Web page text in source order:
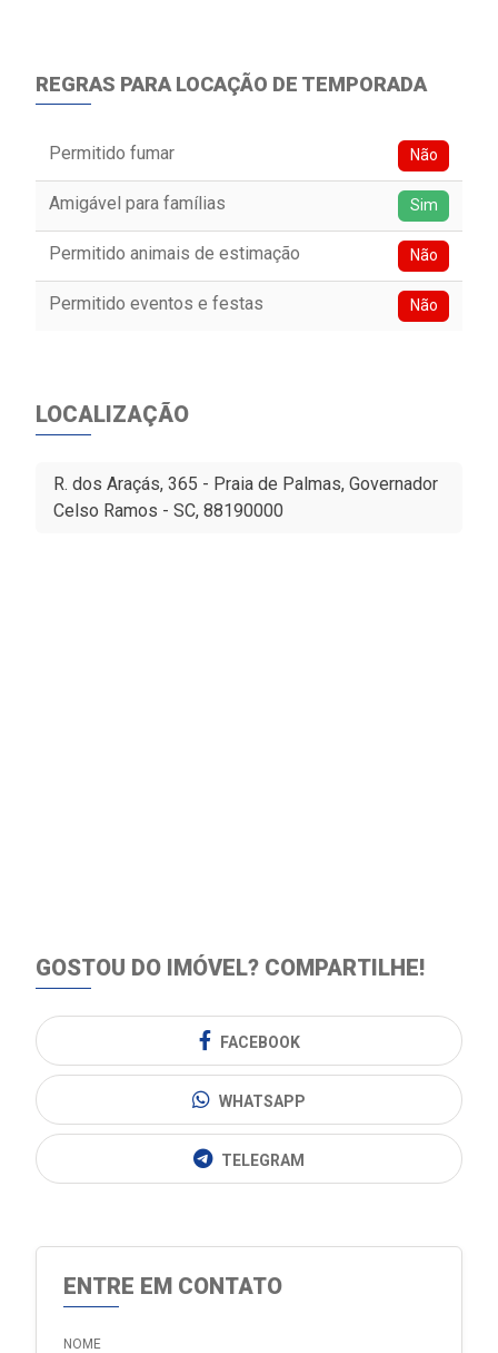
ENTRE EM CONTATO
NOME
REGRAS PARA LOCAÇÃO DE TEMPORADA
Permitido fumar Não
Amigável para famílias Sim
Permitido animais de estimação Não
Permitido eventos e festas Não
LOCALIZAÇÃO
R. dos Araçás, 365 - Praia de Palmas, Governador
Celso Ramos - SC, 88190000
GOSTOU DO IMÓVEL? COMPARTILHE!
FACEBOOK
WHATSAPP
TELEGRAM